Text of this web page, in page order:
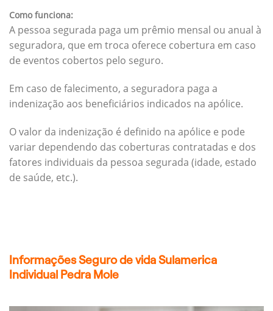
Como funciona:
A pessoa segurada paga um prêmio mensal ou anual à
seguradora, que em troca oferece cobertura em caso
de eventos cobertos pelo seguro.
Em caso de falecimento, a seguradora paga a
indenização aos beneficiários indicados na apólice.
O valor da indenização é definido na apólice e pode
variar dependendo das coberturas contratadas e dos
fatores individuais da pessoa segurada (idade, estado
de saúde, etc.).
Informações Seguro de vida Sulamerica
Individual Pedra Mole